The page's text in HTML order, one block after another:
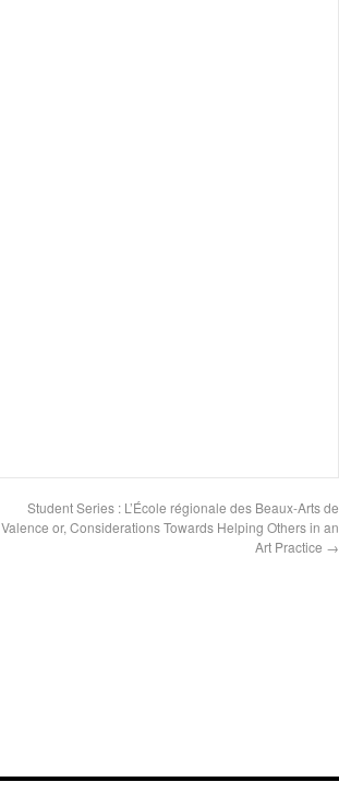
Student Series : L’École régionale des Beaux-Arts de
Valence or, Considerations Towards Helping Others in an
Art Practice →